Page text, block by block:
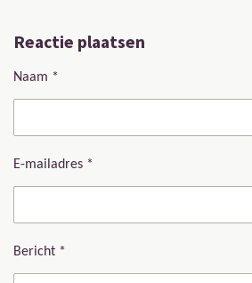
Reactie plaatsen
Naam *
E-mailadres *
Bericht *